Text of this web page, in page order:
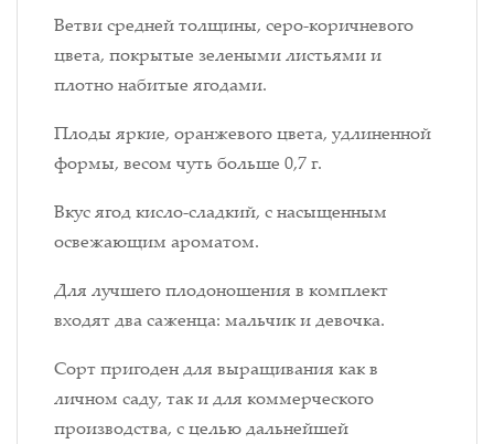
Ветви средней толщины, серо-коричневого
цвета, покрытые зелеными листьями и
плотно набитые ягодами.
Плоды яркие, оранжевого цвета, удлиненной
формы, весом чуть больше 0,7 г.
Вкус ягод кисло-сладкий, с насыщенным
освежающим ароматом.
Для лучшего плодоношения в комплект
входят два саженца: мальчик и девочка.
Сорт пригоден для выращивания как в
личном саду, так и для коммерческого
производства, с целью дальнейшей